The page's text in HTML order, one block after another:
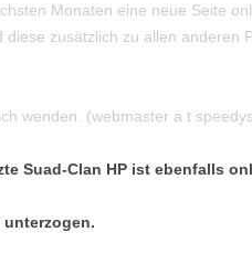
Monaten eine neue Seite
zusätzlich zu allen anderen
wenden. (webmaster a t
Suad-Clan HP ist ebenfalls